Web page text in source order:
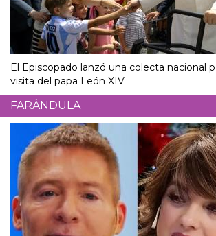
El Episcopado lanzó una colecta nacional
visita del papa León XIV
FARÁNDULA